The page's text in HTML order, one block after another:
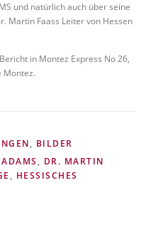
und natürlich auch über seine
Martin Faass Leiter von Hessen
in Montez Express No 26,
Montez.
, BILDER
, DR. MARTIN
, HESSISCHES